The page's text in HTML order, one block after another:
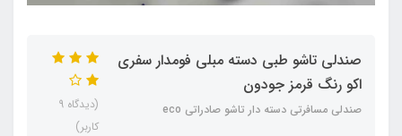
صندلی تاشو طبی دسته مبلی فومدار سفری
اکو رنگ قرمز جودون
صندلی مسافرتی دسته دار تاشو صادراتی eco
(دیدگاه 9
کاربر)